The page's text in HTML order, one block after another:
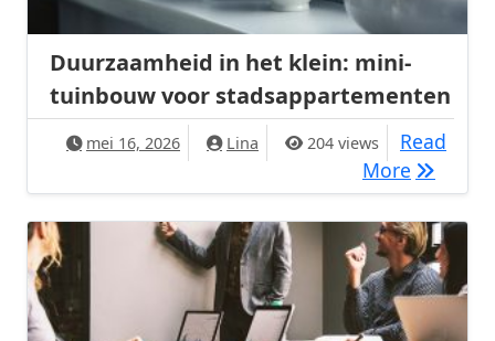
Duurzaamheid in het klein: mini-
tuinbouw voor stadsappartementen
mei 16, 2026 Lina 204 views
Read
More